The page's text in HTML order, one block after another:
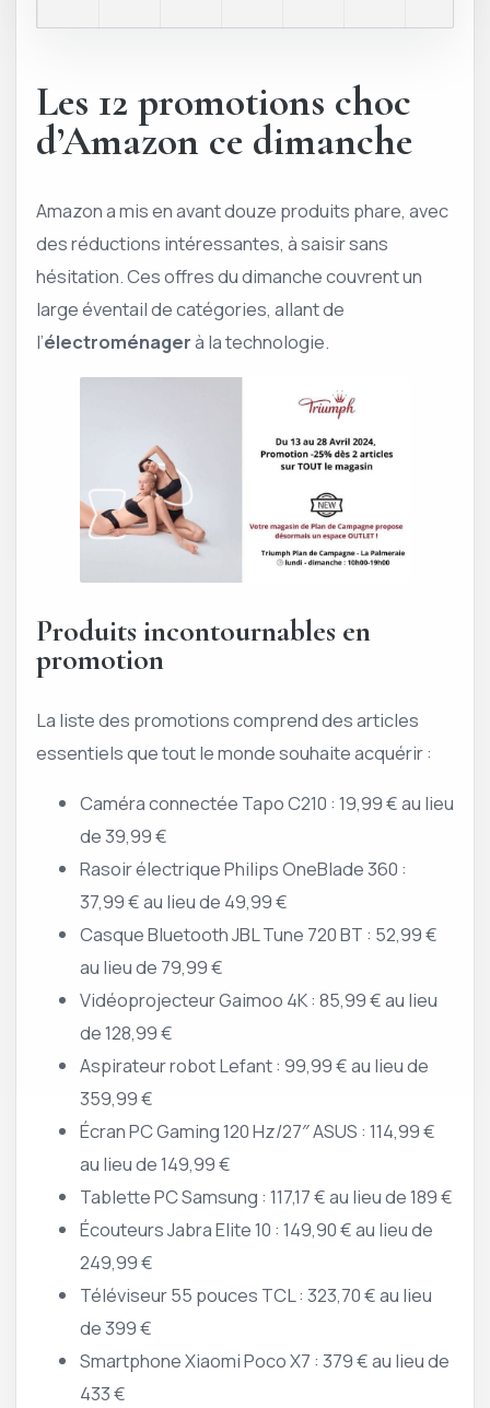
Les 12 promotions choc
d’Amazon ce dimanche
Amazon a mis en avant douze produits phare, avec
des réductions intéressantes, à saisir sans
hésitation. Ces offres du dimanche couvrent un
large éventail de catégories, allant de
l’électroménagerà la technologie.
Produits incontournables en
promotion
La liste des promotions comprend des articles
essentiels que tout le monde souhaite acquérir :
Caméra connectée Tapo C210 : 19,99 € au lieu
de 39,99 €
Rasoir électrique Philips OneBlade 360 :
37,99 € au lieu de 49,99 €
Casque Bluetooth JBL Tune 720 BT : 52,99 €
au lieu de 79,99 €
Vidéoprojecteur Gaimoo 4K : 85,99 € au lieu
de 128,99 €
Aspirateur robot Lefant : 99,99 € au lieu de
359,99 €
Écran PC Gaming 120 Hz/27″ ASUS : 114,99 €
au lieu de 149,99 €
Tablette PC Samsung : 117,17 € au lieu de 189 €
Écouteurs Jabra Elite 10 : 149,90 € au lieu de
249,99 €
Téléviseur 55 pouces TCL : 323,70 € au lieu
de 399 €
Smartphone Xiaomi Poco X7 : 379 € au lieu de
433 €